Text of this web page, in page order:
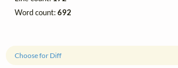
Choose for Diff
Word count:692